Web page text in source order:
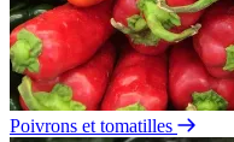
Poivrons et tomatilles